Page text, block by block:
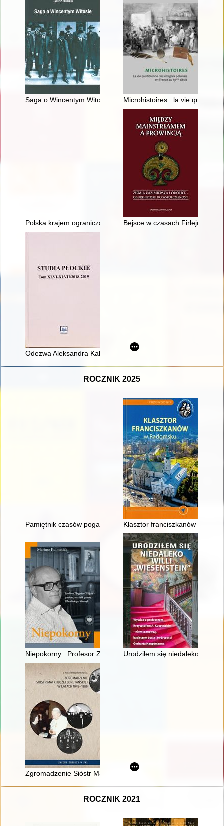
Saga o Wincentym Witosie Microhistoires : la vie
Polska krajem ograniczanej wolności gospodarczej po
Bejsce w czasach Firlejów
Odezwa Aleksandra Kakowskiego, arcybiskupa
ROCZNIK 2025
Pamiętnik czasów pogardy : fragmenty pamiętnika
Klasztor franciszkanów w
Niepokorny : Profesor Zbigniew Wójcik - patriota, strażnik
Urodziłem się niedaleko willi
Zgromadzenie Sióstr Matki Bożej Loretańskiej w latach 1945-
ROCZNIK 2021